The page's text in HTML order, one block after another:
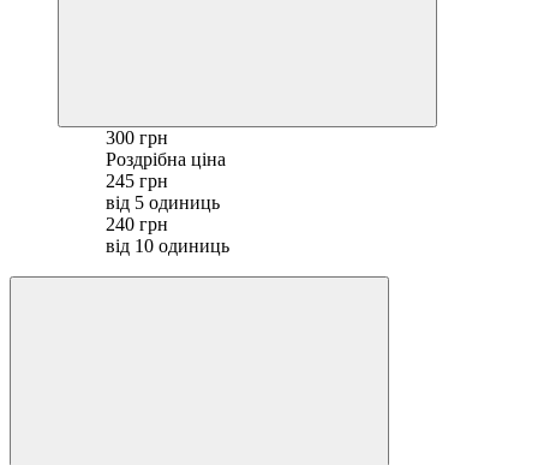
300 грн
Роздрібна ціна
245 грн
від 5 одиниць
240 грн
від 10 одиниць